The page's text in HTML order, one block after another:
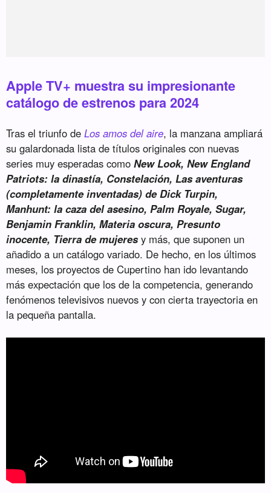
Apple TV+ muestra su impresionante
catálogo de estrenos para 2024
Tras el triunfo deLos amos del aire, la manzana ampliará
su galardonada lista de títulos originales con nuevas
series muy esperadas comoNew Look, New England
Patriots: la dinastía, Constelación, Las aventuras
(completamente inventadas) de Dick Turpin,
Manhunt: la caza del asesino, Palm Royale, Sugar,
Benjamin Franklin, Materia oscura, Presunto
inocente, Tierra de mujeresy más, que suponen un
añadido a un catálogo variado. De hecho, en los últimos
meses, los proyectos de Cupertino han ido levantando
más expectación que los de la competencia, generando
fenómenos televisivos nuevos y con cierta trayectoria en
la pequeña pantalla.